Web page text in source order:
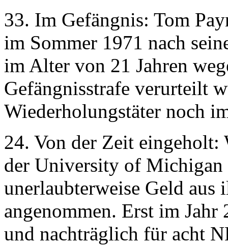
33. Im Gefängnis: Tom
im Sommer 1971 nach
im Alter von 21 Jahren
Gefängnisstrafe verurteilt
Wiederholungstäter noch
24. Von der Zeit eingeholt:
der University of Michigan
unerlaubterweise Geld aus
angenommen. Erst im
und nachträglich für acht